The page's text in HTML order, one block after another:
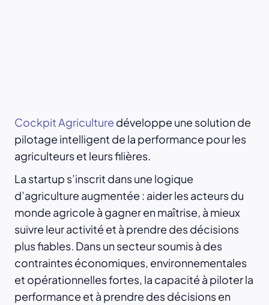
Cockpit Agriculture développe une solution de
pilotage intelligent de la performance pour les
agriculteurs et leurs filières.
La startup s’inscrit dans une logique
d’agriculture augmentée : aider les acteurs du
monde agricole à gagner en maîtrise, à mieux
suivre leur activité et à prendre des décisions
plus fiables. Dans un secteur soumis à des
contraintes économiques, environnementales
et opérationnelles fortes, la capacité à piloter la
performance et à prendre des décisions en